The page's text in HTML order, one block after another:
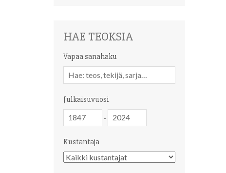
HAE TEOKSIA
Vapaa sanahaku
sanahaku
Julkaisuvuosi
-
Kustantaja
Kustantaja